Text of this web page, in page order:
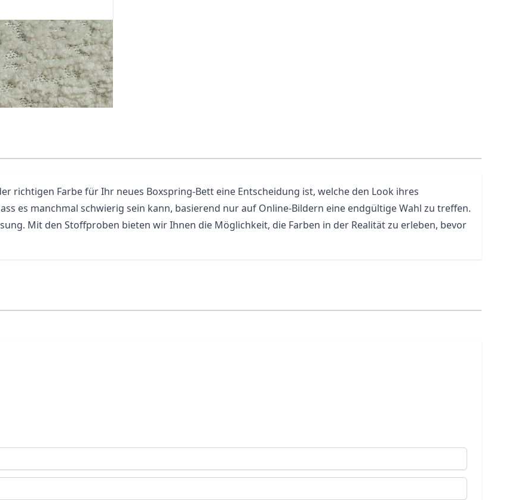
richtigen Farbe für Ihr neues Boxspring-Bett eine Entscheidung ist, welche den Look ihres
es manchmal schwierig sein kann, basierend nur auf Online-Bildern eine endgültige Wahl zu treffen.
Mit den Stoffproben bieten wir Ihnen die Möglichkeit, die Farben in der Realität zu erleben, bevor